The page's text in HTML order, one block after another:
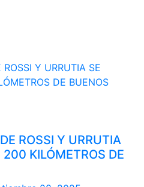
ROSSI Y URRUTIA
KILÓMETROS DE